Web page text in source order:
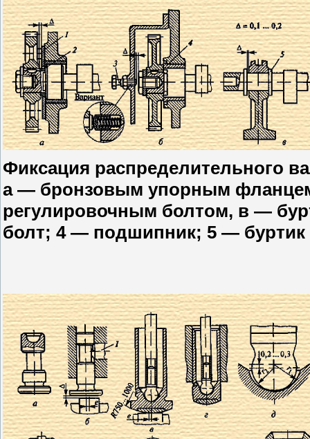
Фиксация распределительного
а — бронзовым упорным
регулировочным болтом, в —
болт; 4 — подшипник; 5 — буртик